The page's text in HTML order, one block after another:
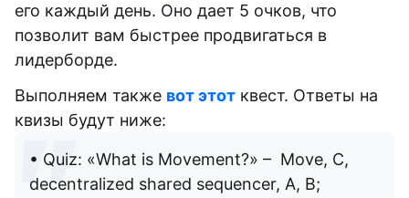
его каждый день. Оно дает 5 очков, что
позволит вам быстрее продвигаться в
лидерборде.
Выполняем также вот этот квест. Ответы на
квизы будут ниже:
• Quiz: «What is Movement?» – Move, C,
decentralized shared sequencer, A, B;